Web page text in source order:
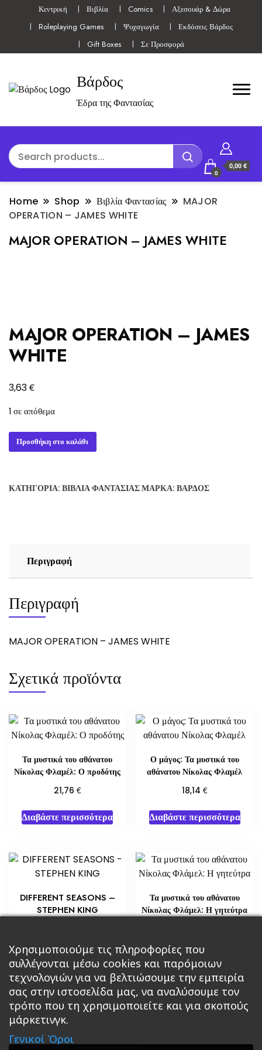
Κεντρική Βιβλία Comics
Αξεσουάρ & Δώρα
Roleplaying Games
Ψυχαγωγία
Εκδόσεις Βάρδος
Gift Boxes
Σε Προσφορά
Βάρδος
Έδρα της Φαντασίας
0
0,00 €
Home Shop Βιβλία Φαντασίας
MAJOR
OPERATION – JAMES WHITE
MAJOR OPERATION – JAMES WHITE
MAJOR OPERATION – JAMES
WHITE
3,63€
1 σε απόθεμα
MAJOR
OPERATION
WHITE
Προσθήκη στο καλάθι
ΚΑΤΗΓΟΡΊΑ: ΒΙΒΛΊΑ ΦΑΝΤΑΣΊΑΣΜΆΡΚΑ: ΒΆΡΔΟΣ
Περιγραφή
Περιγραφή
MAJOR OPERATION – JAMES WHITE
Σχετικά προϊόντα
Τα μυστικά του αθάνατου
Νίκολας Φλαμέλ: Ο προδότης
21,76 €
Διαβάστε περισσότερα
Ο μάγος: Τα μυστικά του
αθάνατου Νίκολας Φλαμέλ
18,14 €
Διαβάστε περισσότερα
DIFFERENT SEASONS –
STEPHEN KING
Προσθήκη στο καλάθι
Τα μυστικά του αθάνατου
Νίκολας Φλάμελ: Η γητεύτρα
Διαβάστε περισσότερα
Κεντρική Βιβλία
Roleplaying Games Ψυχαγωγία Εκδόσεις Βάρδος
Χρησιμοποιούμε τις πληροφορίες που
συλλέγονται μέσω cookies και παρόμοιων
τεχνολογιών για να βελτιώσουμε την εμπειρία
σας στην ιστοσελίδα μας, να αναλύσουμε τον
τρόπο που τη χρησιμοποιείτε και για σκοπούς
μάρκετινγκ.
Γενικοί Όροι